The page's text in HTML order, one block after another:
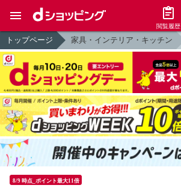
閲覧履歴
トップページ 家具・インテリア・キッチン
8/9 時点_ポイント最大11倍